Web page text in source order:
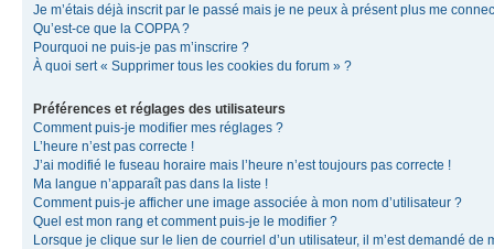
Je m’étais déjà inscrit par le passé mais je ne peux à présent plus me
Qu’est-ce que la COPPA ?
Pourquoi ne puis-je pas m’inscrire ?
À quoi sert « Supprimer tous les cookies du forum » ?
Préférences et réglages des utilisateurs
Comment puis-je modifier mes réglages ?
L’heure n’est pas correcte !
J’ai modifié le fuseau horaire mais l’heure n’est toujours pas correcte !
Ma langue n’apparaît pas dans la liste !
Comment puis-je afficher une image associée à mon nom d’utilisateur ?
Quel est mon rang et comment puis-je le modifier ?
Lorsque je clique sur le lien de courriel d’un utilisateur, il m’est demandé de